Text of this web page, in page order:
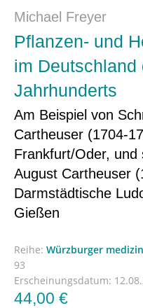
Michael Freyer
Pflanzen- und
im Deutschland
Jahrhunderts
Am Beispiel von
Cartheuser (1704-
Frankfurt/Oder, und
August Cartheuser
Darmstädtische
Gießen
Reihe: Würzburger
93
Erscheinungsdatum:
44,00 €